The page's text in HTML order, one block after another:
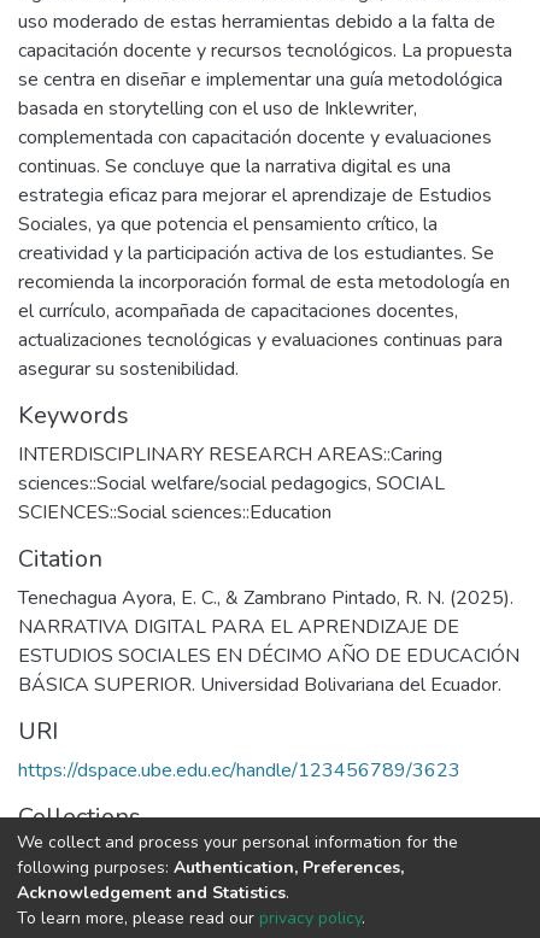
uso moderado de estas herramientas debido a la falta de
capacitación docente y recursos tecnológicos. La propuesta
se centra en diseñar e implementar una guía metodológica
basada en storytelling con el uso de Inklewriter,
complementada con capacitación docente y evaluaciones
continuas. Se concluye que la narrativa digital es una
estrategia eficaz para mejorar el aprendizaje de Estudios
Sociales, ya que potencia el pensamiento crítico, la
creatividad y la participación activa de los estudiantes. Se
recomienda la incorporación formal de esta metodología en
el currículo, acompañada de capacitaciones docentes,
actualizaciones tecnológicas y evaluaciones continuas para
asegurar su sostenibilidad.
Keywords
INTERDISCIPLINARY RESEARCH AREAS::Caring
sciences::Social welfare/social pedagogics, SOCIAL
SCIENCES::Social sciences::Education
Citation
Tenechagua Ayora, E. C., & Zambrano Pintado, R. N. (2025).
NARRATIVA DIGITAL PARA EL APRENDIZAJE DE
ESTUDIOS SOCIALES EN DÉCIMO AÑO DE EDUCACIÓN
BÁSICA SUPERIOR. Universidad Bolivariana del Ecuador.
URI
https://dspace.ube.edu.ec/handle/123456789/3623
Collections
Tesis
Full item page
We collect and process your personal information for the
following purposes: Authentication, Preferences,
Acknowledgement and Statistics.
To learn more, please read our privacy policy.